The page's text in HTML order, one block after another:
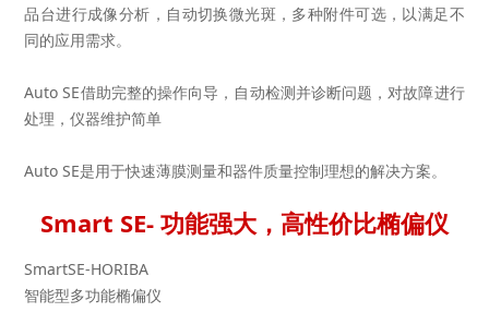
品台进行成像分析，自动切换微光斑，多种附件可选，以满足不
同的应用需求。
Auto SE借助完整的操作向导，自动检测并诊断问题，对故障进行
处理，仪器维护简单
Auto SE是用于快速薄膜测量和器件质量控制理想的解决方案。
Smart SE- 功能强大，高性价比椭偏仪
SmartSE-HORIBA
智能型多功能椭偏仪